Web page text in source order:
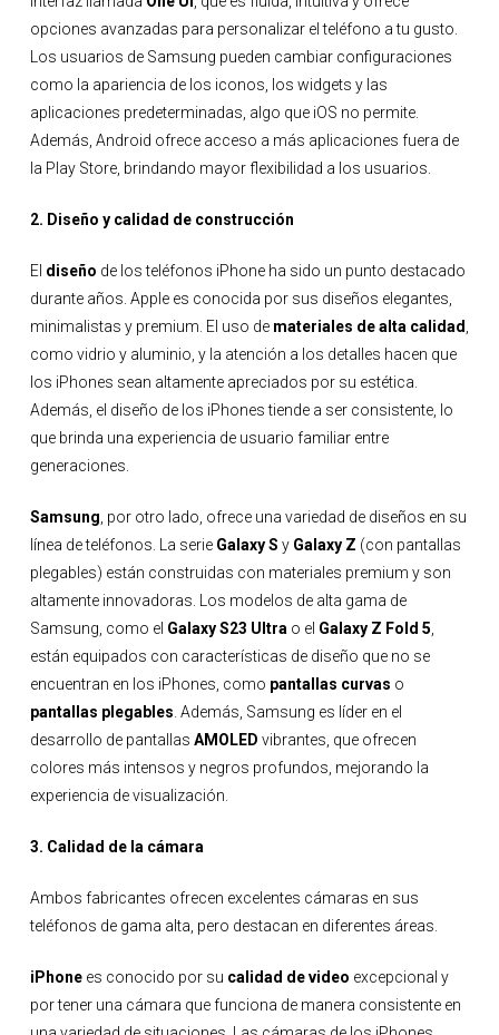
opciones avanzadas para personalizar el teléfono a tu gusto.
Los usuarios de Samsung pueden cambiar configuraciones
como la apariencia de los iconos, los widgets y las
aplicaciones predeterminadas, algo que iOS no permite.
Además, Android ofrece acceso a más aplicaciones fuera de
la Play Store, brindando mayor flexibilidad a los usuarios.
2. Diseño y calidad de construcción
El diseño de los teléfonos iPhone ha sido un punto destacado
durante años. Apple es conocida por sus diseños elegantes,
minimalistas y premium. El uso de materiales de alta calidad,
como vidrio y aluminio, y la atención a los detalles hacen que
los iPhones sean altamente apreciados por su estética.
Además, el diseño de los iPhones tiende a ser consistente, lo
que brinda una experiencia de usuario familiar entre
generaciones.
Samsung, por otro lado, ofrece una variedad de diseños en su
línea de teléfonos. La serie Galaxy S y Galaxy Z (con pantallas
plegables) están construidas con materiales premium y son
altamente innovadoras. Los modelos de alta gama de
Samsung, como el Galaxy S23 Ultrao el Galaxy Z Fold 5,
están equipados con características de diseño que no se
encuentran en los iPhones, como pantallas curvas o
pantallas plegables. Además, Samsung es líder en el
desarrollo de pantallas AMOLED vibrantes, que ofrecen
colores más intensos y negros profundos, mejorando la
experiencia de visualización.
3. Calidad de la cámara
Ambos fabricantes ofrecen excelentes cámaras en sus
teléfonos de gama alta, pero destacan en diferentes áreas.
iPhonees conocido por su calidad de video excepcional y
por tener una cámara que funciona de manera consistente en